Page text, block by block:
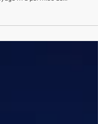
Le voyage terminé, je
m'a permise de...